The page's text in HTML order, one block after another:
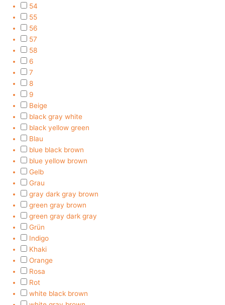
54
55
56
57
58
6
7
8
9
Beige
black gray white
black yellow green
Blau
blue black brown
blue yellow brown
Gelb
Grau
gray dark gray brown
green gray brown
green gray dark gray
Grün
Indigo
Khaki
Orange
Rosa
Rot
white black brown